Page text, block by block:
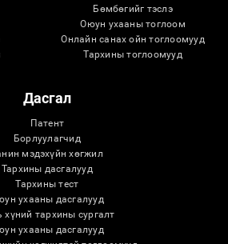
Бөмбөгийг тэслэ
Оюун ухааны тоглоом
Онлайн санах ойн тоглоомууд
Тархины тоглоомууд
Дасгал
Патент
Борлуулагчид
мэдэхүйн хөгжил
Тархины дасгалууд
Тархины тест
ухааны дасгалууд
хүний ​​тархины сургалт
ухааны дасгалууд